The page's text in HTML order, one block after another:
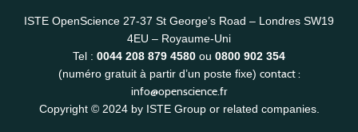
ISTE OpenScience 27-37 St George’s Road – Londres SW19
4EU – Royaume-Uni
Tel : 0044 208 879 4580 ou 0800 902 354
(numéro gratuit à partir d’un poste fixe) contact :
info@openscience.fr
Copyright © 2024 by ISTE Group or related companies.